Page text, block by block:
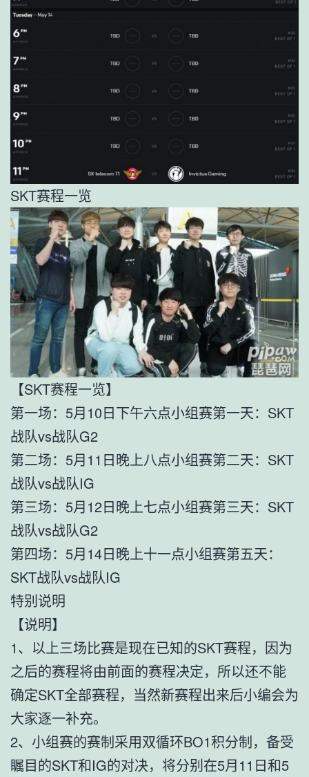
SKT赛程一览
【SKT赛程一览】
第一场：5月10日下午六点小组赛第一天：SKT
战队vs战队G2
第二场：5月11日晚上八点小组赛第二天：SKT
战队vs战队IG
第三场：5月12日晚上七点小组赛第三天：SKT
战队vs战队G2
第四场：5月14日晚上十一点小组赛第五天：
SKT战队vs战队IG
特别说明
【说明】
1、以上三场比赛是现在已知的SKT赛程，因为
之后的赛程将由前面的赛程决定，所以还不能
确定SKT全部赛程，当然新赛程出来后小编会为
大家逐一补充。
2、小组赛的赛制采用双循环BO1积分制，备受
瞩目的SKT和IG的对决，将分别在5月11日和5